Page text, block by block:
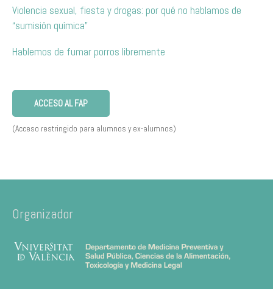
Violencia sexual, fiesta y drogas: por qué no hablamos de
“sumisión química”
Hablemos de fumar porros libremente
ACCESO AL FAP
(Acceso restringido para alumnos y ex-alumnos)
Organizador